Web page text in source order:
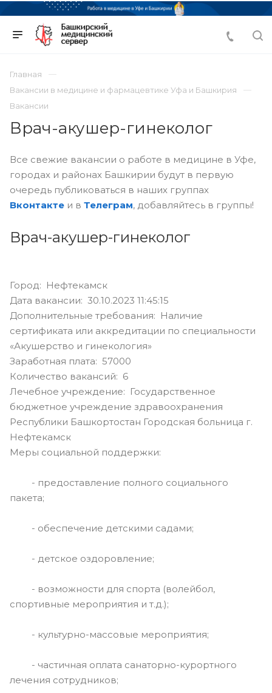
Главная
Вакансии в медицине и фармацевтике Уфа и Башкирия
Вакансии
Врач-акушер-гинеколог
Все свежие вакансии о работе в медицине в Уфе,
городах и районах Башкирии будут в первую
очередь публиковаться в наших группах
Вконтакте и в Телеграм, добавляйтесь в группы!
Врач-акушер-гинеколог
Город: Нефтекамск
Дата вакансии: 30.10.2023 11:45:15
Дополнительные требования: Наличие
сертификата или аккредитации по специальности
«Акушерство и гинекология»
Заработная плата: 57000
Количество вакансий: 6
Лечебное учреждение: Государственное
бюджетное учреждение здравоохранения
Республики Башкортостан Городская больница г.
Нефтекамск
Меры социальной поддержки:
- предоставление полного социального
пакета;
- обеспечение детскими садами;
- детское оздоровление;
- возможности для спорта (волейбол,
спортивные мероприятия и т.д.);
- культурно-массовые мероприятия;
- частичная оплата санаторно-курортного
лечения сотрудников;